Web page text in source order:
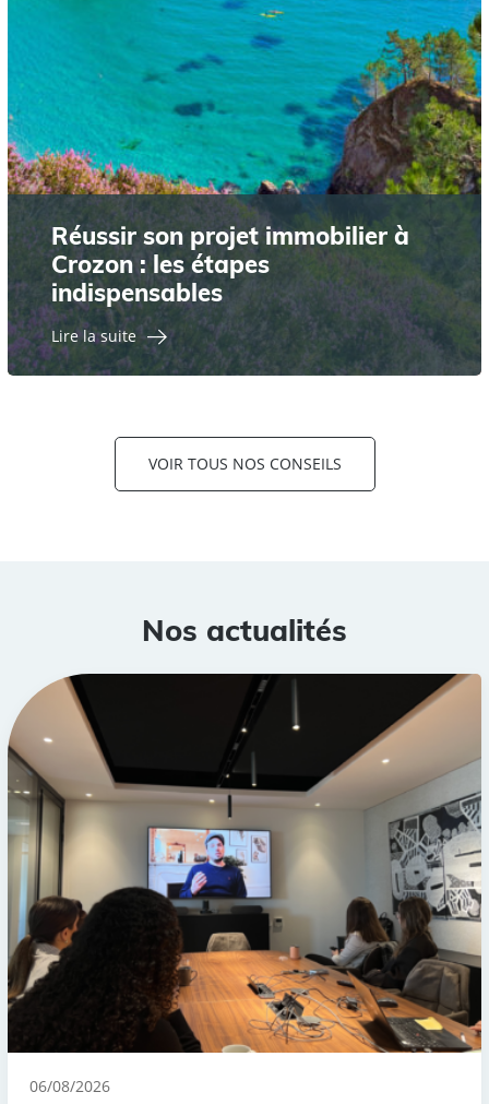
Réussir son projet immobilier à
Crozon : les étapes
indispensables
Lire la suite
VOIR TOUS NOS CONSEILS
Nos actualités
06/08/2026